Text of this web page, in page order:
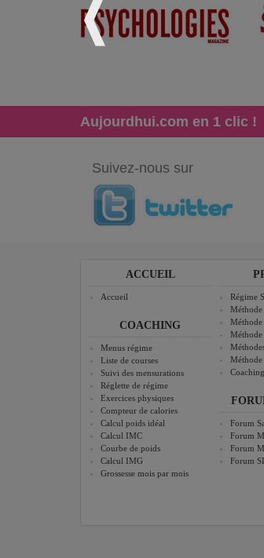
Aujourdhui.com en 1 clic !
Suivez-nous sur
ACCUEIL
Accueil
COACHING
Menus régime
Liste de courses
Suivi des mensurations
Réglette de régime
Exercices physiques
Compteur de calories
Calcul poids idéal
Calcul IMC
Courbe de poids
Calcul IMG
Grossesse mois par mois
Régime
Méthode
Forum
Forum
Forum
Forum